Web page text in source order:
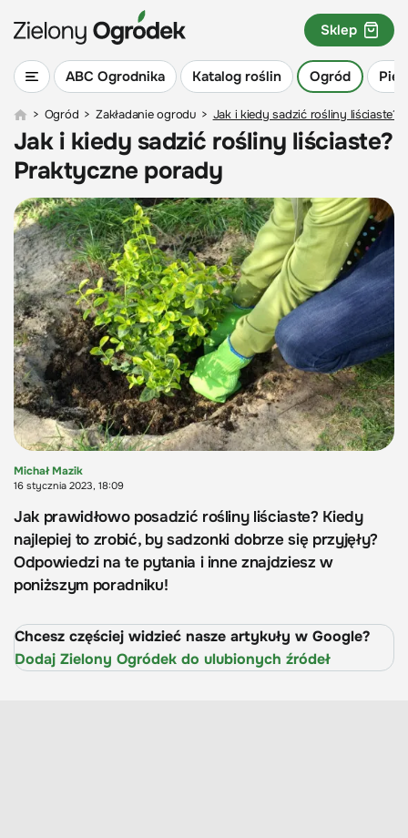
ABC Ogrodnika Katalog roślin Ogród
Sklep
> Ogród > Zakładanie ogrodu > Jak i kiedy sadzić rośliny liściaste?
Jak i kiedy sadzić rośliny liściaste?
Praktyczne porady
Michał Mazik
16 stycznia 2023, 18:09
Jak prawidłowo posadzić rośliny liściaste? Kiedy
najlepiej to zrobić, by sadzonki dobrze się przyjęły?
Odpowiedzi na te pytania i inne znajdziesz w
poniższym poradniku!
Chcesz częściej widzieć nasze artykuły w Google?
Dodaj Zielony Ogródek do ulubionych źródeł